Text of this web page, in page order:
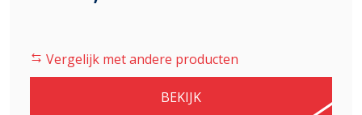
Vergelijk met andere producten
BEKIJK